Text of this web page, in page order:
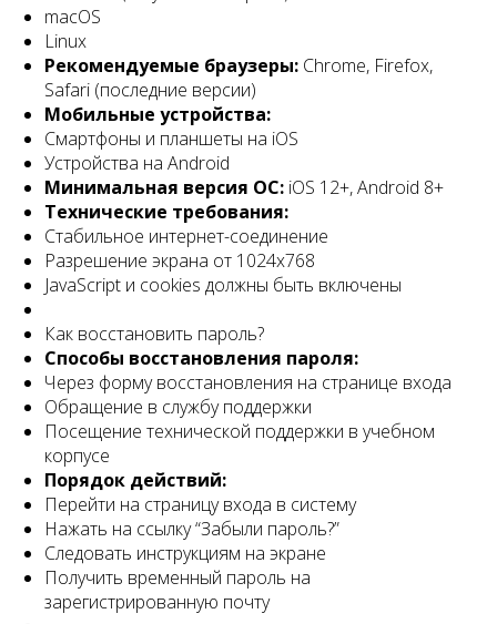
macOS
Linux
Рекомендуемые браузеры: Chrome, Firefox,
Safari (последние версии)
Мобильные устройства:
Смартфоны и планшеты на iOS
Устройства на Android
Минимальная версия ОС: iOS 12+, Android 8+
Технические требования:
Стабильное интернет-соединение
Разрешение экрана от 1024x768
JavaScript и cookies должны быть включены
Как восстановить пароль?
Способы восстановления пароля:
Через форму восстановления на странице входа
Обращение в службу поддержки
Посещение технической поддержки в учебном
корпусе
Порядок действий:
Перейти на страницу входа в систему
Нажать на ссылку “Забыли пароль?”
Следовать инструкциям на экране
Получить временный пароль на
зарегистрированную почту